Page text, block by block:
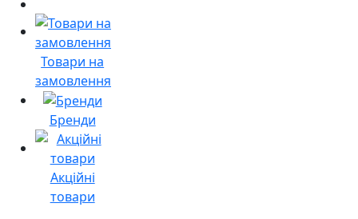
Товари на
замовлення
Бренди
Акційні
товари